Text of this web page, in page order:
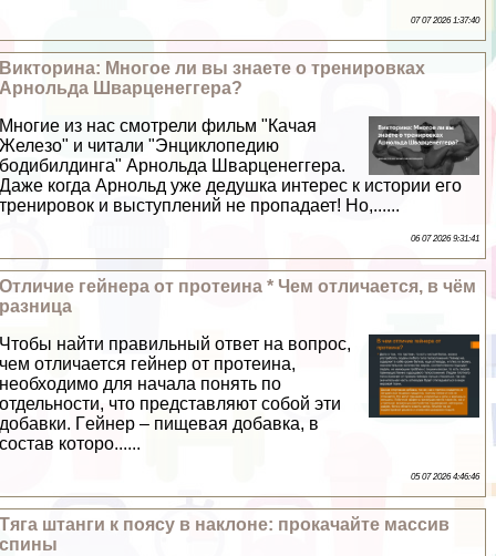
07 07 2026 1:37:40
Викторина: Многое ли вы знаете о тренировках
Арнольда Шварценеггера?
Многие из нас смотрели фильм "Качая
Железо" и читали "Энциклопедию
бодибилдинга" Арнольда Шварценеггера.
Даже когда Арнольд уже дедушка интерес к истории его
тренировок и выступлений не пропадает! Но,......
06 07 2026 9:31:41
Отличие гeйнера от протеина * Чем отличается, в чём
разница
Чтобы найти правильный ответ на вопрос,
чем отличается гeйнер от протеина,
необходимо для начала понять по
отдельности, что представляют собой эти
добавки. Гeйнер – пищевая добавка, в
состав которо......
05 07 2026 4:46:46
Тяга штанги к поясу в наклоне: прокачайте массив
спины